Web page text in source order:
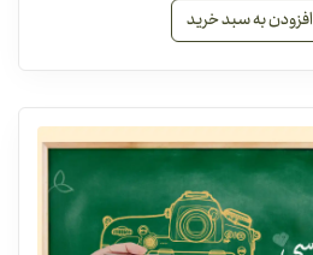
افزودن به سبد خرید